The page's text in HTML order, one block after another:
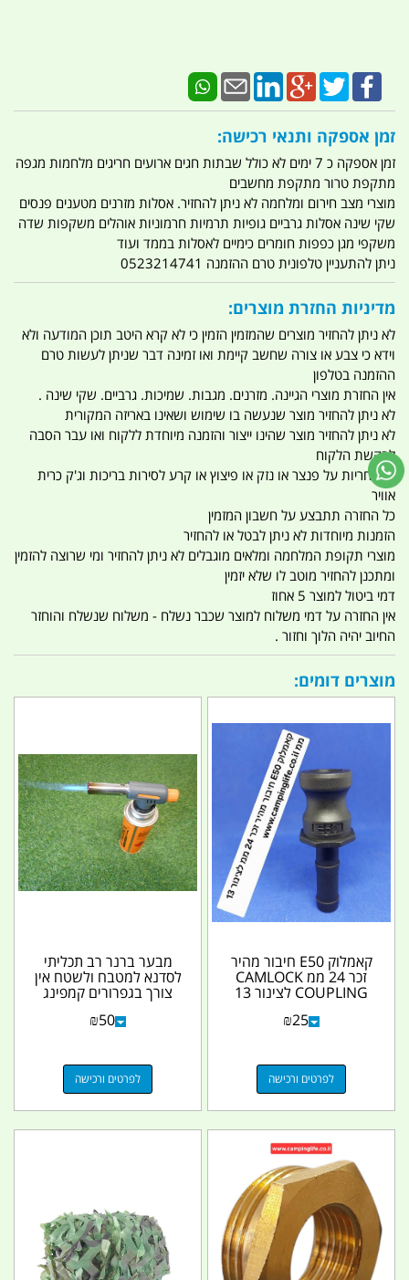
זמן אספקה ותנאי רכישה:
זמן אספקה כ 7 ימים לא כולל שבתות חגים ארועים חריגים מלחמות מגפה
מתקפת טרור מתקפת מחשבים
מוצרי מצב חירום ומלחמה לא ניתן להחזיר. אסלות מזרנים מטענים פנסים
שקי שינה אסלות גרביים גופיות תרמיות חרמוניות אוהלים משקפות שדה
משקפי מגן כפפות חומרים כימיים לאסלות בממד ועוד
ניתן להתעניין טלפונית טרם ההזמנה 0523214741
מדיניות החזרת מוצרים:
לא ניתן להחזיר מוצרים שהמזמין הזמין כי לא קרא היטב תוכן המודעה ולא
וידא כי צבע או צורה שחשב קיימת ואו זמינה דבר שניתן לעשות טרם
ההזמנה בטלפון
אין החזרת מוצרי הגיינה. מזרנים. מגבות. שמיכות. גרביים. שקי שינה .
לא ניתן להחזיר מוצר שנעשה בו שימוש ושאינו באריזה המקורית
לא ניתן להחזיר מוצר שהינו ייצור והזמנה מיוחדת ללקוח ואו עבר הסבה
לבקשת הלקוח
אין אחריות על פנצר או נזק או פיצוץ או קרע לסירות בריכות וג'ק כרית
אוויר
כל החזרה תתבצע על חשבון המזמין
הזמנות מיוחדות לא ניתן לבטל או להחזיר
מוצרי תקופת המלחמה ומלאים מוגבלים לא ניתן להחזיר ומי שרוצה להזמין
ומתכנן להחזיר מוטב לו שלא יזמין
דמי ביטול למוצר 5 אחוז
אין החזרה על דמי משלוח למוצר שכבר נשלח - משלוח שנשלח והוחזר
החיוב יהיה הלוך וחזור .
מוצרים דומים:
קאמלוק E50 חיבור מהיר
זכר 24 ממ CAMLOCK
COUPLING לצינור 13
₪25
לפרטים ורכישה
מבער ברנר רב תכליתי
לסדנא למטבח ולשטח אין
צורך בגפרורים קמפינג
₪50
לפרטים ורכישה